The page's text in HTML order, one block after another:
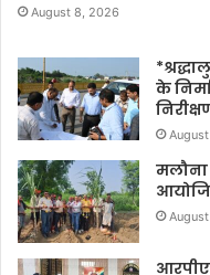
August 8, 2026
के
मलौना